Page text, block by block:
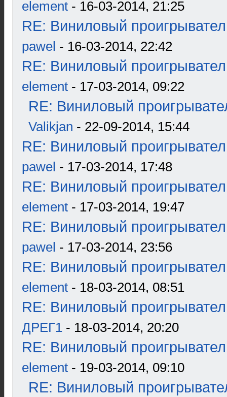
element - 16-03-2014, 21:25
RE: Виниловый
pawel - 16-03-2014, 22:42
RE: Виниловый
element - 17-03-2014, 09:22
RE: Виниловый
Valikjan - 22-09-2014, 15:44
RE: Виниловый
pawel - 17-03-2014, 17:48
RE: Виниловый
element - 17-03-2014, 19:47
RE: Виниловый
pawel - 17-03-2014, 23:56
RE: Виниловый
element - 18-03-2014, 08:51
RE: Виниловый
ДРЕГ1 - 18-03-2014, 20:20
RE: Виниловый
element - 19-03-2014, 09:10
RE: Виниловый